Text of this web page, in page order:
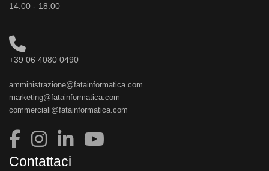
14:00 - 18:00
+39 06 4080 0490
amministrazione@fatainformatica.com
marketing@fatainformatica.com
commerciali@fatainformatica.com
Contattaci